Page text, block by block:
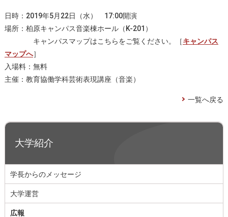
日時：2019年5月22日（水） 17:00開演
場所：柏原キャンパス音楽棟ホール（K-201）
キャンパスマップはこちらをご覧ください。［キャンパス
マップへ］
入場料：無料
主催：教育協働学科芸術表現講座（音楽）
一覧へ戻る
大学紹介
学長からのメッセージ
大学運営
広報